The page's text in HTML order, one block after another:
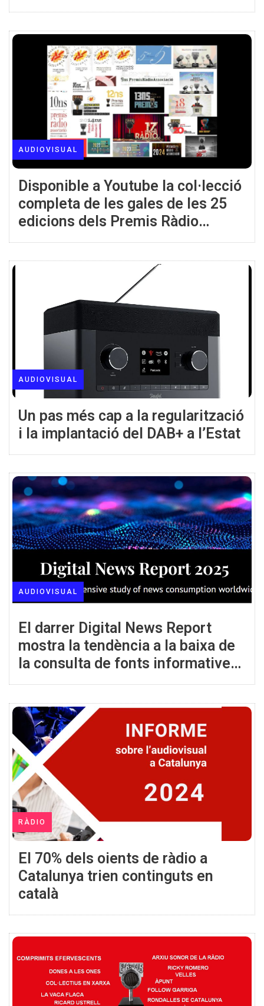
AUDIOVISUAL
Disponible a Youtube la col·lecció
completa de les gales de les 25
edicions dels Premis Ràdio
Associació
AUDIOVISUAL
Un pas més cap a la regularització
i la implantació del DAB+ a l’Estat
AUDIOVISUAL
El darrer Digital News Report
mostra la tendència a la baixa de
la consulta de fonts informatives
tradicionals
RÀDIO
El 70% dels oients de ràdio a
Catalunya trien continguts en
català